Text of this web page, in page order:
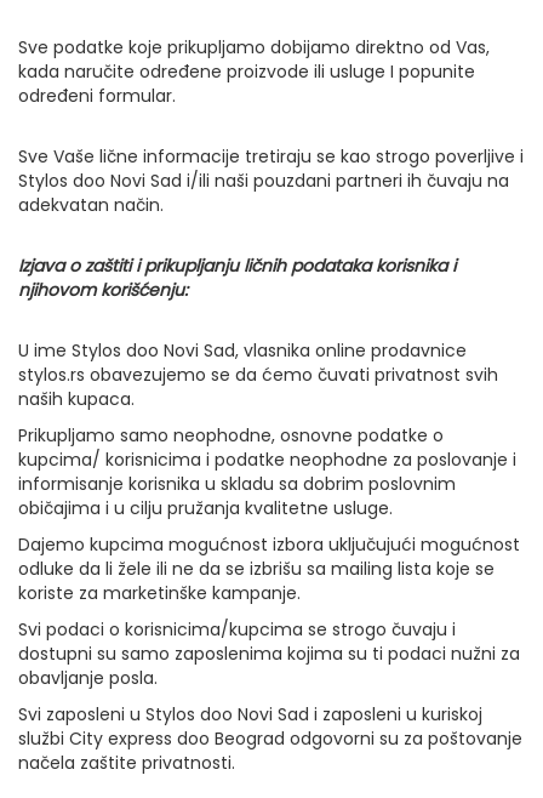
Sve podatke koje prikupljamo dobijamo direktno od Vas,
kada naručite određene proizvode ili usluge I popunite
određeni formular.
Sve Vaše lične informacije tretiraju se kao strogo poverljive i
Stylos doo Novi Sad i/ili naši pouzdani partneri ih čuvaju na
adekvatan način.
Izjava o zaštiti i prikupljanju ličnih podataka korisnika i
njihovom korišćenju:
U ime Stylos doo Novi Sad, vlasnika online prodavnice
stylos.rs obavezujemo se da ćemo čuvati privatnost svih
naših kupaca.
Prikupljamo samo neophodne, osnovne podatke o
kupcima/ korisnicima i podatke neophodne za poslovanje i
informisanje korisnika u skladu sa dobrim poslovnim
običajima i u cilju pružanja kvalitetne usluge.
Dajemo kupcima mogućnost izbora uključujući mogućnost
odluke da li žele ili ne da se izbrišu sa mailing lista koje se
koriste za marketinške kampanje.
Svi podaci o korisnicima/kupcima se strogo čuvaju i
dostupni su samo zaposlenima kojima su ti podaci nužni za
obavljanje posla.
Svi zaposleni u Stylos doo Novi Sad i zaposleni u kuriskoj
službi City express doo Beograd odgovorni su za poštovanje
načela zaštite privatnosti.